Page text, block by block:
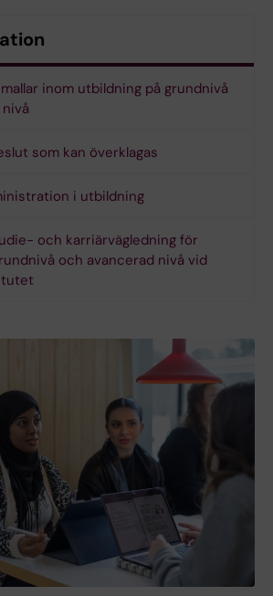
inom utbildning på grundnivå
som kan överklagas
i utbildning
och karriärvägledning för
och avancerad nivå vid